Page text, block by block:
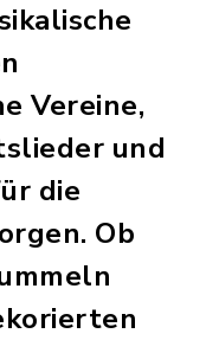
Vereine,
und
die
Ob